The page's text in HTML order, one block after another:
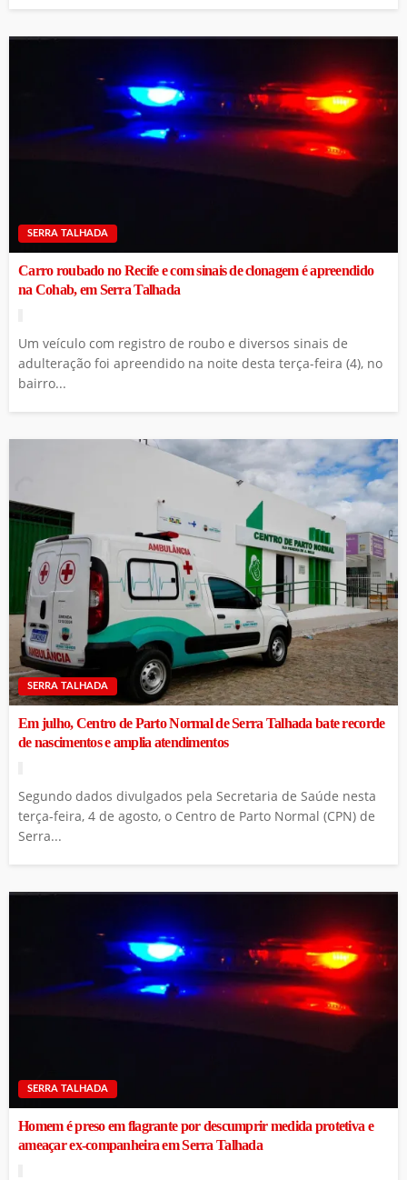
SERRA TALHADA
Carro roubado no Recife e com sinais de clonagem é apreendido
na Cohab, em Serra Talhada
Um veículo com registro de roubo e diversos sinais de
adulteração foi apreendido na noite desta terça-feira (4), no
bairro...
SERRA TALHADA
Em julho, Centro de Parto Normal de Serra Talhada bate recorde
de nascimentos e amplia atendimentos
Segundo dados divulgados pela Secretaria de Saúde nesta
terça-feira, 4 de agosto, o Centro de Parto Normal (CPN) de
Serra...
SERRA TALHADA
Homem é preso em flagrante por descumprir medida protetiva e
ameaçar ex-companheira em Serra Talhada